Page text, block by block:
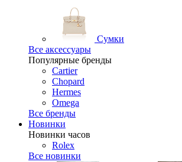
Сумки
Все аксессуары
Популярные бренды
Cartier
Chopard
Hermes
Omega
Все бренды
Новинки
Новинки часов
Rolex
Все новинки